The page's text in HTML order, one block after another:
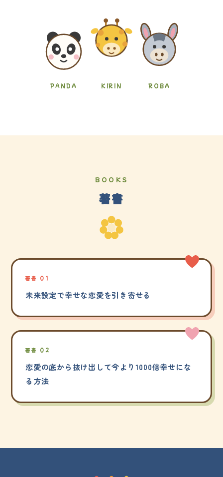
PANDA KIRIN ROBA
BOOKS
著書
著書 01
未来設定で幸せな恋愛を引き寄せる
著書 02
恋愛の底から抜け出して今より1000倍幸せにな
る方法